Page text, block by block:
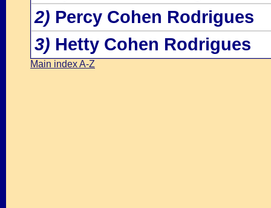
2) Percy Cohen Rodrigues
3) Hetty Cohen Rodrigues
Main index A-Z